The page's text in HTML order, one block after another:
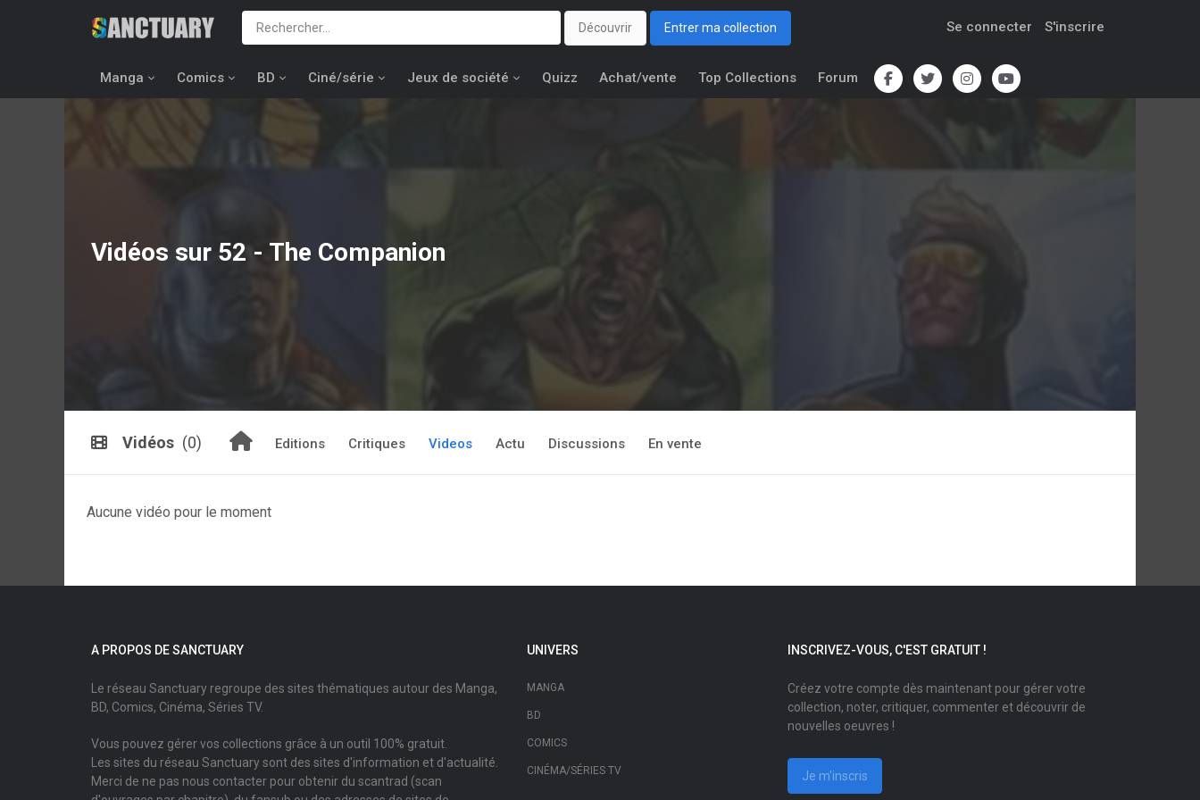
Découvrir Entrer ma collection Se connecter S'inscrire
Manga Comics BD Ciné/série Jeux de société Quizz Achat/vente Top Collections Forum
Vidéos sur 52 - The Companion
Vidéos (0) Editions Critiques Videos Actu Discussions En vente
Aucune vidéo pour le moment
A PROPOS DE SANCTUARY
Le réseau Sanctuary regroupe des sites thématiques autour des Manga,
BD, Comics, Cinéma, Séries TV.
Vous pouvez gérer vos collections grâce à un outil 100% gratuit.
Les sites du réseau Sanctuary sont des sites d'information et d'actualité.
Merci de ne pas nous contacter pour obtenir du scantrad (scan
UNIVERS
MANGA
BD
COMICS
CINÉMA/SÉRIES TV
INSCRIVEZ-VOUS, C'EST GRATUIT !
Créez votre compte dès maintenant pour gérer votre
collection, noter, critiquer, commenter et découvrir de
nouvelles oeuvres !
Je m'inscris